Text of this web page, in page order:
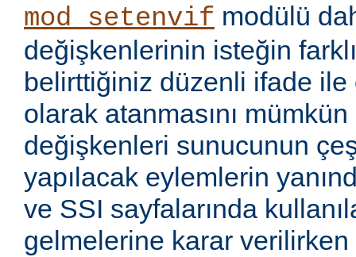
mod_setenvif modülü
değişkenlerinin isteğin
belirttiğiniz düzenli ifade ile
olarak atanmasını
değişkenleri sunucunun
yapılacak eylemlerin
ve SSI sayfalarında
gelmelerine karar verilirken